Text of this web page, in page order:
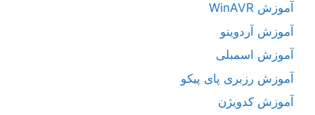
آموزش WinAVR
آموزش آردوینو
آموزش اسمبلی
آموزش رزبری پای پیکو
آموزش کدویژن